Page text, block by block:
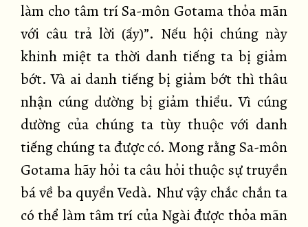
làm cho tâm trí Sa-môn Gotama thỏa mãn
với câu trả lời (ấy)”. Nếu hội chúng này
khinh miệt ta thời danh tiếng ta bị giảm
bớt. Và ai danh tiếng bị giảm bớt thì thâu
nhận cúng dường bị giảm thiểu. Vì cúng
dường của chúng ta tùy thuộc với danh
tiếng chúng ta được có. Mong rằng Sa-môn
Gotama hãy hỏi ta câu hỏi thuộc sự truyền
bá về ba quyển Vedà. Như vậy chắc chắn ta
có thể làm tâm trí của Ngài được thỏa mãn